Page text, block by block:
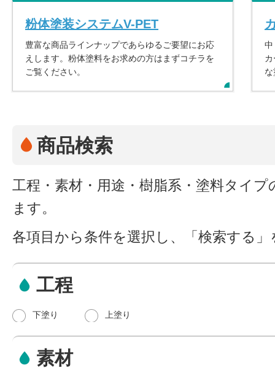
粉体塗装システムV-PET
豊富な商品ラインナップであらゆるご要望にお応
えします。粉体塗料をお求めの方はまずコチラを
ご覧ください。
中
商品検索
工程・素材・用途・樹脂系・塗料タイ
ます。
各項目から条件を選択し、「検索する
工程
下塗り 上塗り
素材